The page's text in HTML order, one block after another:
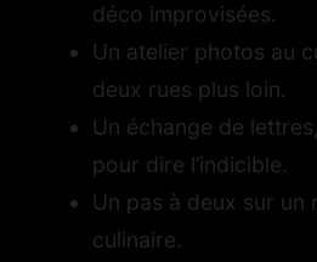
déco improvisées.
Un atelier photos au
deux rues plus loin.
Un échange de
pour dire l’indicible.
Un pas à deux sur un
culinaire.